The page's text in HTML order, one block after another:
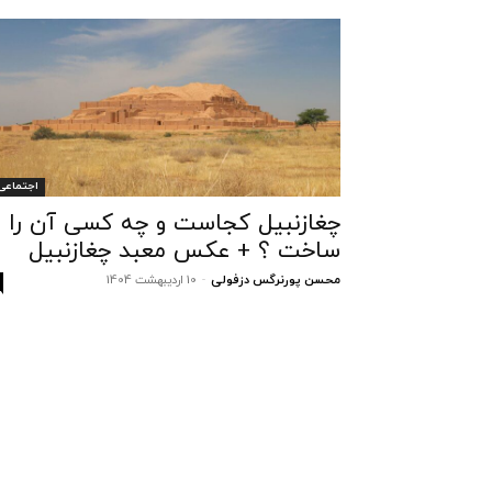
چغازنبیل کجاست و چه کسی آن را
ساخت ؟ + عکس معبد چغازنبیل
محسن پورنرگس دزفولی - 10 اردیبهشت 1404